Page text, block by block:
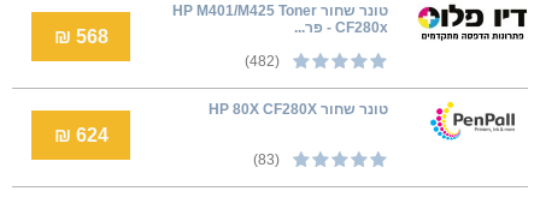
טונר שחור HP M401/M425 Toner
CF280x - פר...
(482)
568 ₪
‏טונר ‏שחור HP 80X CF280X
(83)
624 ₪